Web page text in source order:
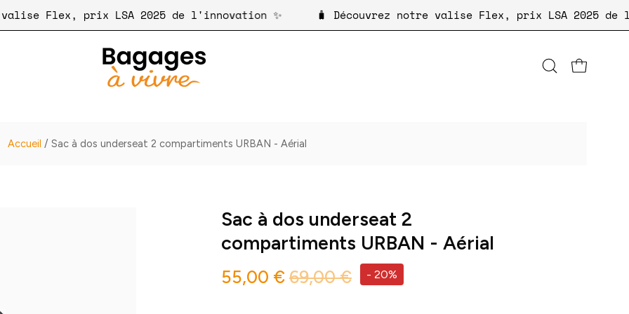
notre valise Flex, prix LSA 2025 de l'innovation ✨ 🧳 Découvrez notre valise Flex, prix LSA
OuvrirOUVRIR LE
Accueil / Sac à dos underseat 2 compartiments URBAN - Aérial
Sac à dos underseat 2
compartiments URBAN - Aérial
55,00 € 69,00 € - 20%